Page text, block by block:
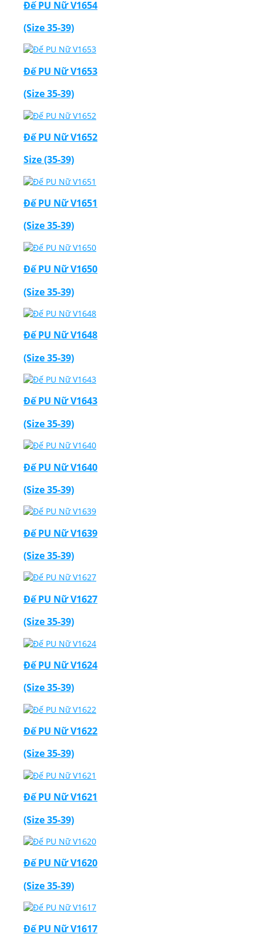
Đế PU Nữ V1654
(Size 35-39)
Đế PU Nữ V1653
(Size 35-39)
Đế PU Nữ V1652
Size (35-39)
Đế PU Nữ V1651
(Size 35-39)
Đế PU Nữ V1650
(Size 35-39)
Đế PU Nữ V1648
(Size 35-39)
Đế PU Nữ V1643
(Size 35-39)
Đế PU Nữ V1640
(Size 35-39)
Đế PU Nữ V1639
(Size 35-39)
Đế PU Nữ V1627
(Size 35-39)
Đế PU Nữ V1624
(Size 35-39)
Đế PU Nữ V1622
(Size 35-39)
Đế PU Nữ V1621
(Size 35-39)
Đế PU Nữ V1620
(Size 35-39)
Đế PU Nữ V1617